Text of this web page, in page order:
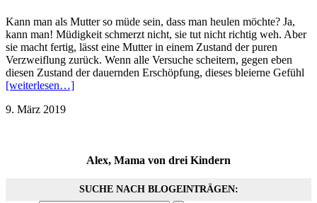
Kann man als Mutter so müde sein, dass man heulen möchte? Ja,
kann man! Müdigkeit schmerzt nicht, sie tut nicht richtig weh. Aber
sie macht fertig, lässt eine Mutter in einem Zustand der puren
Verzweiflung zurück. Wenn alle Versuche scheitern, gegen eben
diesen Zustand der dauernden Erschöpfung, dieses bleierne Gefühl
[weiterlesen…]
9. März 2019
Alex, Mama von drei Kindern
SUCHE NACH BLOGEINTRÄGEN: